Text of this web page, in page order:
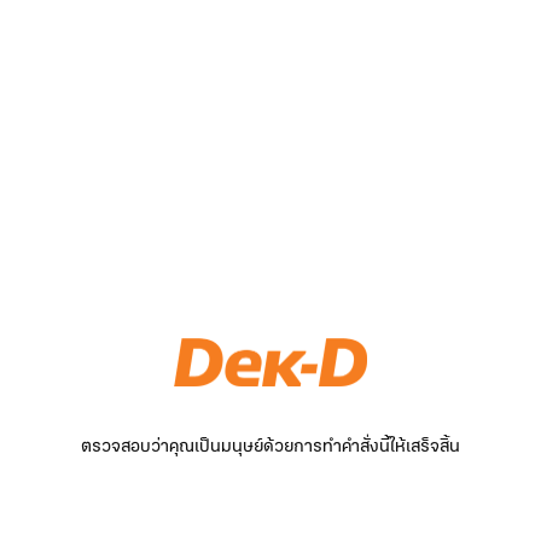
ตรวจสอบว่าคุณเป็นมนุษย์ด้วยการทำคำสั่งนี้ให้เสร็จสิ้น